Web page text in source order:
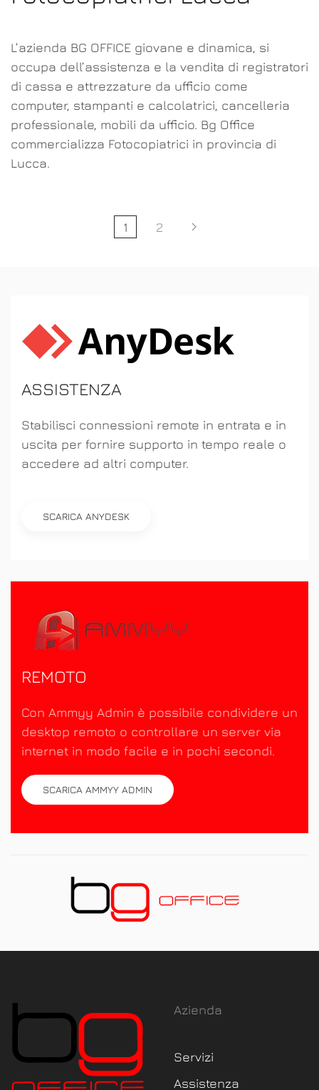
L’azienda BG OFFICE giovane e dinamica, si
occupa dell’assistenza e la vendita di registratori
di cassa e attrezzature da ufficio come
computer, stampanti e calcolatrici, cancelleria
professionale, mobili da ufficio. Bg Office
commercializza Fotocopiatrici in provincia di
Lucca.
1 2
ASSISTENZA
Stabilisci connessioni remote in entrata e in
uscita per fornire supporto in tempo reale o
accedere ad altri computer.
SCARICA ANYDESK
REMOTO
Con Ammyy Admin è possibile condividere un
desktop remoto o controllare un server via
internet in modo facile e in pochi secondi.
SCARICA AMMYY ADMIN
Azienda
Servizi
Assistenza